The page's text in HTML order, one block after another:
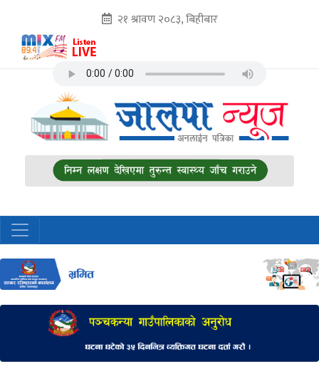
२१ श्रावण २०८३, बिहीबार